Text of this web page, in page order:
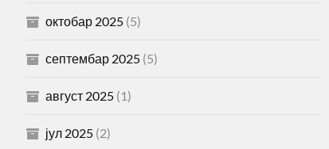
октобар 2025(5)
септембар 2025(5)
август 2025(1)
јул 2025(2)